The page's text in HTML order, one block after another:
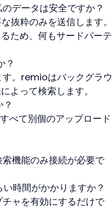
データは安全ですか？
抜粋のみを送信します。
ため、何もサードパーテ
？
。remioはバックグラウ
よって検索します。
べて別個のアップロード
機能のみ接続が必要で
時間がかかりますか？
ャを有効にするだけで